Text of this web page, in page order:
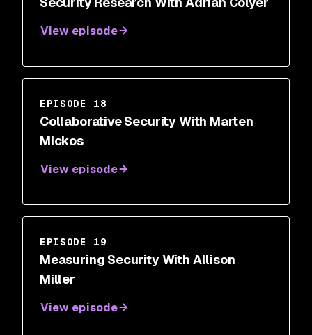
View episode
EPISODE 18
Collaborative Security With Marten
Mickos
View episode
EPISODE 19
Measuring Security With Allison
Miller
View episode